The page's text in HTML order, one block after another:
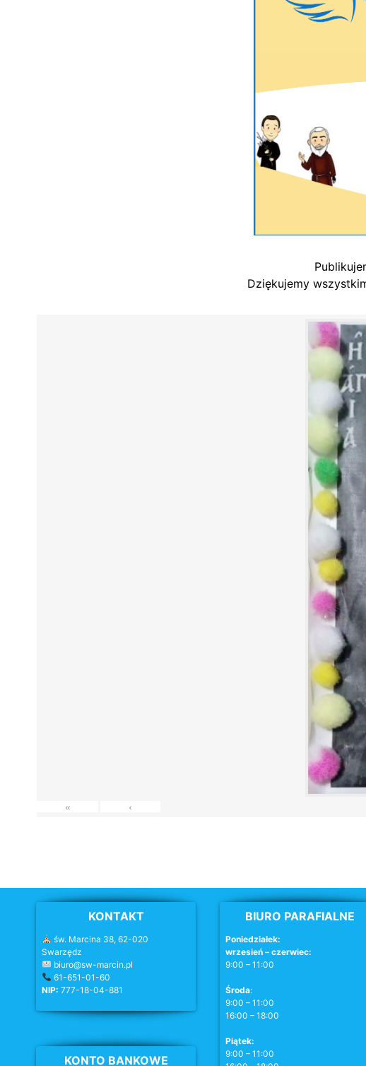
Dziękujemy
« ‹
KONTAKT
św. Marcina 38, 62-020
Swarzędz
biuro@sw-marcin.pl
61-651-01-60
NIP: 777-18-04-881
KONTO BANKOWE
BIURO PARAFIALNE
Poniedziałek:
wrzesień – czerwiec:
9:00 – 11:00
Środa:
9:00 – 11:00
16:00 – 18:00
Piątek:
9:00 – 11:00